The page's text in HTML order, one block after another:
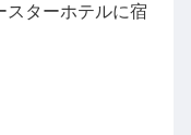
スターホテルに宿